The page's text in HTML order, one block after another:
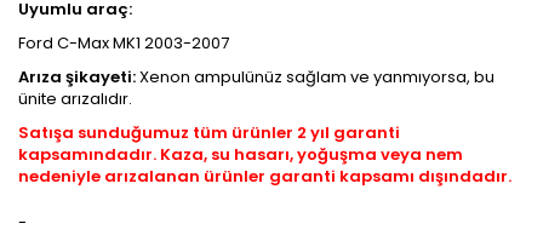
Uyumlu araç:
Ford C-Max MK1 2003-2007
Arıza şikayeti:Xenon ampulünüz sağlam ve yanmıyorsa, bu
ünite arızalıdır.
Satışa sunduğumuz tüm ürünler 2 yıl garanti
kapsamındadır. Kaza, su hasarı, yoğuşma veya nem
nedeniyle arızalanan ürünler garanti kapsamı dışındadır.
-